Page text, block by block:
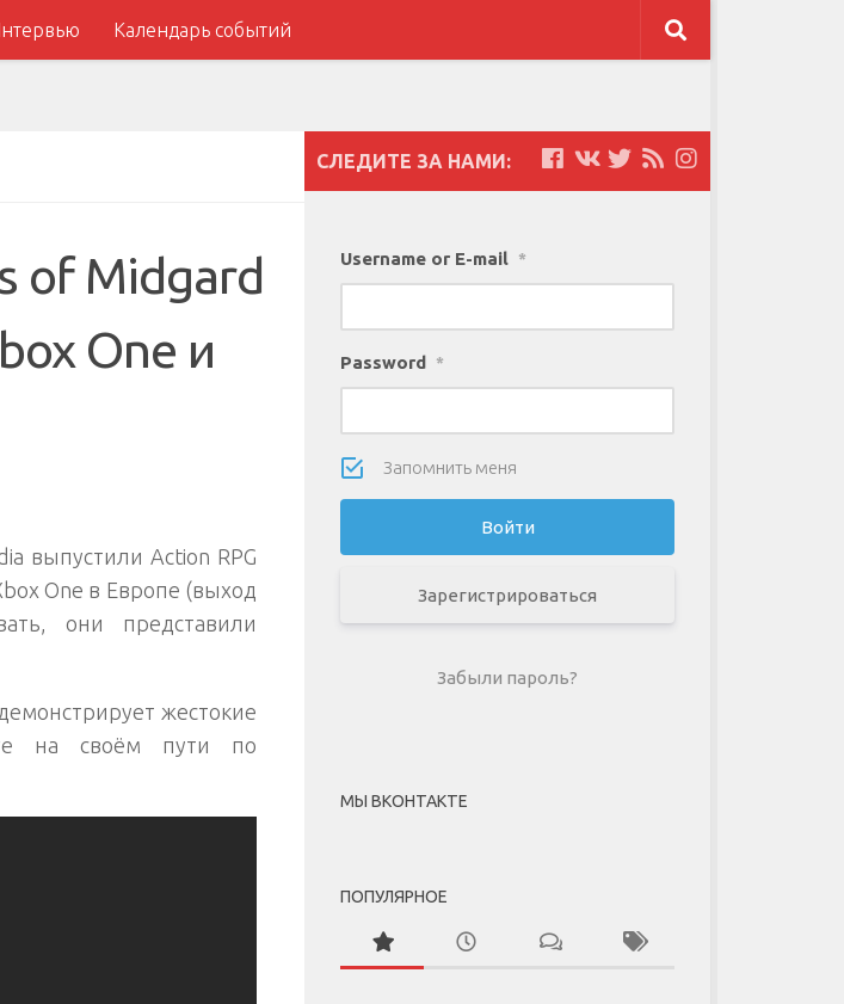
Календарь событий
of Midgard
One и
выпустили Action RPG
One в Европе (выход
они представили
жестокие
на своём пути по
СЛЕДИТЕ ЗА НАМИ:
Username or E-mail *
Password *
Запомнить меня
Зарегистрироваться
Забыли пароль?
МЫ ВКОНТАКТЕ
ПОПУЛЯРНОЕ